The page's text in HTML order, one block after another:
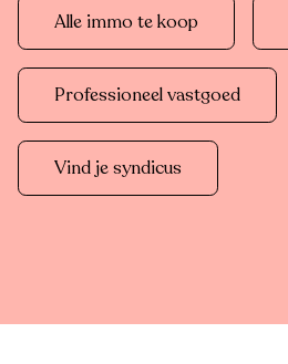
Alle immo te koop
Professioneel vastgoed
Vind je syndicus